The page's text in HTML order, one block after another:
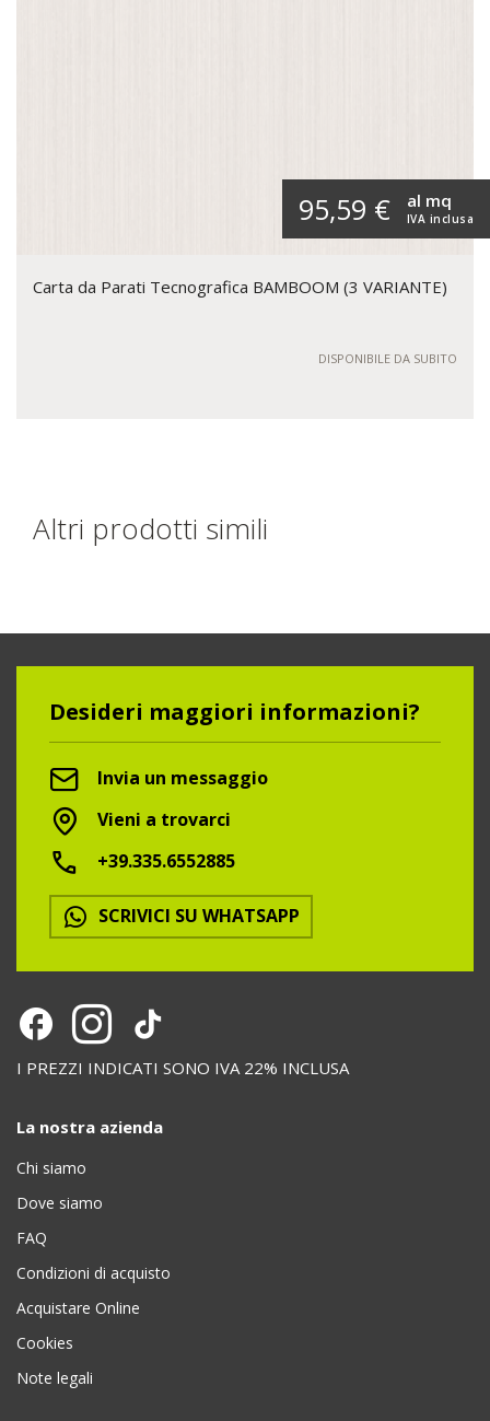
95,59 € IVA inclusa
al mq
Carta da Parati Tecnografica BAMBOOM (3 VARIANTE)
DISPONIBILE DA SUBITO
Altri prodotti simili
Desideri maggiori informazioni?
Invia un messaggio
Vieni a trovarci
+39.335.6552885
SCRIVICI SU WHATSAPP
I PREZZI INDICATI SONO IVA 22% INCLUSA
La nostra azienda
Chi siamo
Dove siamo
FAQ
Condizioni di acquisto
Acquistare Online
Cookies
Note legali